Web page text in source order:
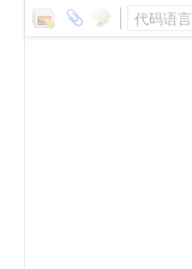
代码语言